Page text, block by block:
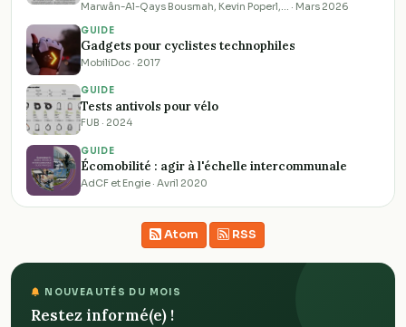
Marwân-Al-Qays Bousmah, Kevin Poperl,… · Mars 2026
GUIDE
Gadgets pour cyclistes technophiles
MobiliDoc · 2017
GUIDE
Tests antivols pour vélo
FUB · 2024
GUIDE
Écomobilité : agir à l'échelle intercommunale
AdCF et Engie · Avril 2020
Atom RSS
NOUVEAUTÉS DU MOIS
Restez informé(e) !